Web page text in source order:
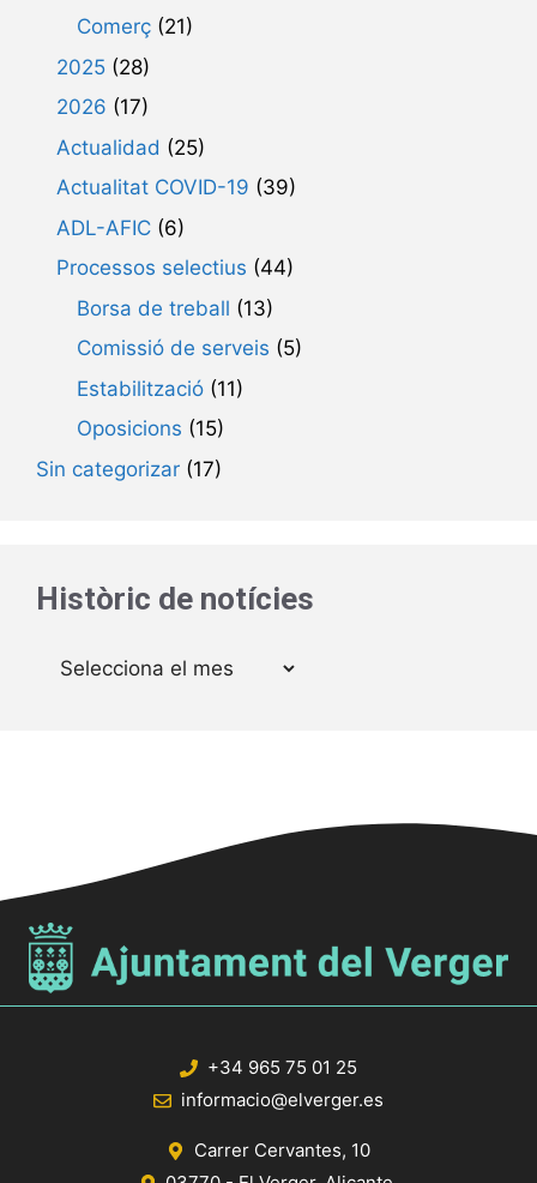
Comerç (21)
2025 (28)
2026 (17)
Actualidad (25)
Actualitat COVID-19 (39)
ADL-AFIC (6)
Processos selectius (44)
Borsa de treball (13)
Comissió de serveis (5)
Estabilització (11)
Oposicions (15)
Sin categorizar (17)
Històric de notícies
Arxius
+34 965 75 01 25
informacio@elverger.es
Carrer Cervantes, 10